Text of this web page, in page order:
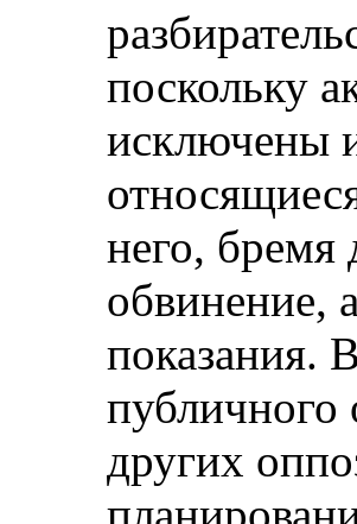
поскольку
исключены
него, бремя
обвинение,
показания.
публичного
других